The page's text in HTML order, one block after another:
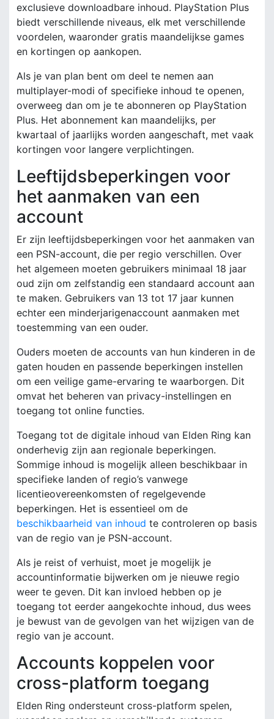
exclusieve downloadbare inhoud. PlayStation Plus
biedt verschillende niveaus, elk met verschillende
voordelen, waaronder gratis maandelijkse games
en kortingen op aankopen.
Als je van plan bent om deel te nemen aan
multiplayer-modi of specifieke inhoud te openen,
overweeg dan om je te abonneren op PlayStation
Plus. Het abonnement kan maandelijks, per
kwartaal of jaarlijks worden aangeschaft, met vaak
kortingen voor langere verplichtingen.
Leeftijdsbeperkingen voor
het aanmaken van een
account
Er zijn leeftijdsbeperkingen voor het aanmaken van
een PSN-account, die per regio verschillen. Over
het algemeen moeten gebruikers minimaal 18 jaar
oud zijn om zelfstandig een standaard account aan
te maken. Gebruikers van 13 tot 17 jaar kunnen
echter een minderjarigenaccount aanmaken met
toestemming van een ouder.
Ouders moeten de accounts van hun kinderen in de
gaten houden en passende beperkingen instellen
om een veilige game-ervaring te waarborgen. Dit
omvat het beheren van privacy-instellingen en
toegang tot online functies.
Toegang tot de digitale inhoud van Elden Ring kan
onderhevig zijn aan regionale beperkingen.
Sommige inhoud is mogelijk alleen beschikbaar in
specifieke landen of regio’s vanwege
licentieovereenkomsten of regelgevende
beperkingen. Het is essentieel om de
beschikbaarheid van inhoud te controleren op basis
van de regio van je PSN-account.
Als je reist of verhuist, moet je mogelijk je
accountinformatie bijwerken om je nieuwe regio
weer te geven. Dit kan invloed hebben op je
toegang tot eerder aangekochte inhoud, dus wees
je bewust van de gevolgen van het wijzigen van de
regio van je account.
Accounts koppelen voor
cross-platform toegang
Elden Ring ondersteunt cross-platform spelen,